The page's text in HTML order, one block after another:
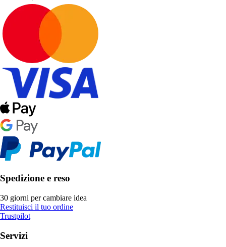
Spedizione e reso
30 giorni per cambiare idea
Restituisci il tuo ordine
Trustpilot
Servizi